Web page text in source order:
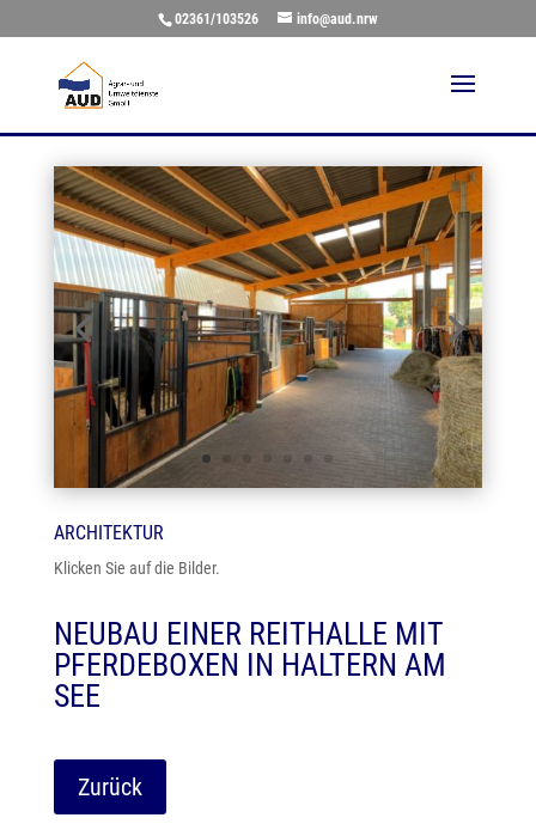
02361/103526 info@aud.nrw
ARCHITEKTUR
Klicken Sie auf die Bilder.
NEUBAU EINER REITHALLE MIT
PFERDEBOXEN IN HALTERN AM
SEE
Zurück